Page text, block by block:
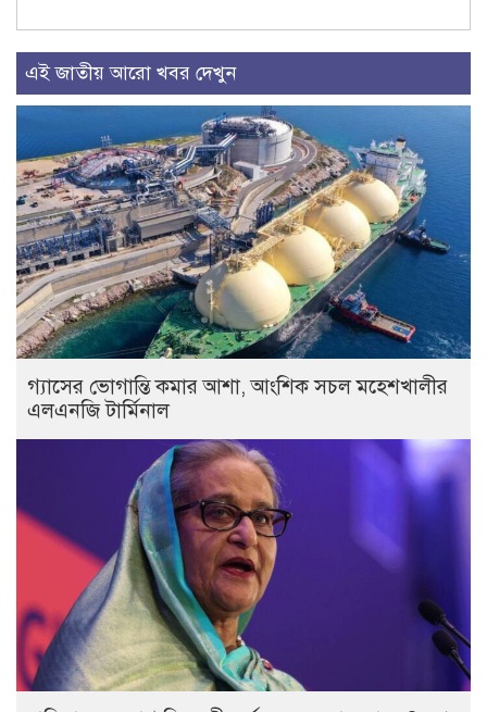
এই জাতীয় আরো খবর দেখুন
গ্যাসের ভোগান্তি কমার আশা, আংশিক সচল মহেশখালীর
এলএনজি টার্মিনাল